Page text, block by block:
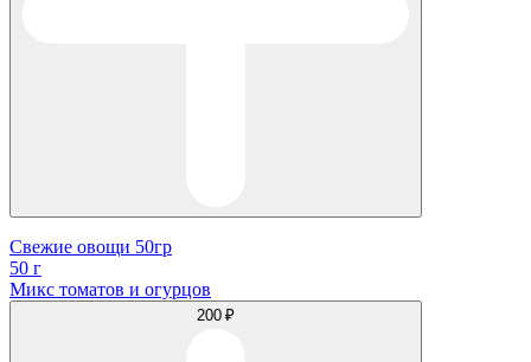
Свежие овощи 50гр
50 г
Микс томатов и огурцов
200 ₽